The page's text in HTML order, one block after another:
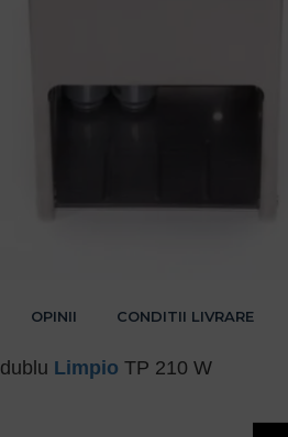
OPINII CONDITII LIVRARE
dublu Limpio TP 210 W